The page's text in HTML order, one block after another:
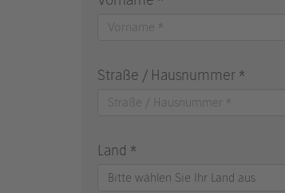
Straße / Hausnummer *
Land *
Bitte wählen Sie Ihr Land aus